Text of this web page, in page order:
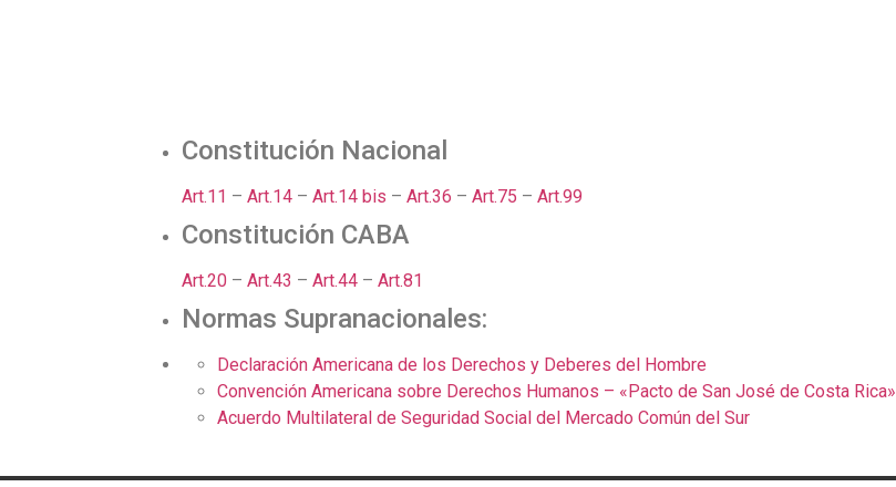
Constitución Nacional
Art.11 – Art.14 – Art.14 bis – Art.36 – Art.75 – Art.99
Constitución CABA
Art.20 – Art.43 – Art.44 – Art.81
Normas Supranacionales:
Declaración Americana de los Derechos y Deberes del Hombre
Convención Americana sobre Derechos Humanos – «Pacto de San José de Costa Rica»
Acuerdo Multilateral de Seguridad Social del Mercado Común del Sur